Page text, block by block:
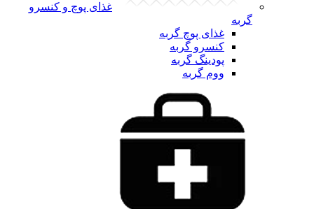
غذای پوچ و کنسرو
گربه
غذای پوچ گربه
کنسرو گربه
پودینگ گربه
ووم گربه